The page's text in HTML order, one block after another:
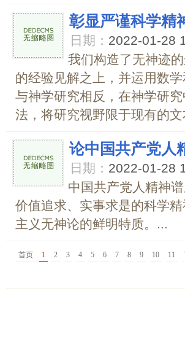
彰显严谨科学精
日期： 2022-01-28
我们构造了无神迹
的经验见解之上，并运用数
与神学研究相反，在神学研
法，将研究视野限于现有的
论中国共产党人
日期： 2022-01-28
中国共产党人精神
价值追求、实事求是的科学
主义无神论的鲜明特质。...
首页 1 2 3 4 5 6 7 8 9 10 11